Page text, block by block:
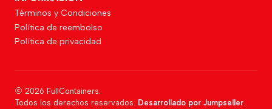
Términos y Condiciones
Política de reembolso
Política de privacidad
2026 FullContainers.
Todos los derechos reservados. Desarrollado por Jumpseller.